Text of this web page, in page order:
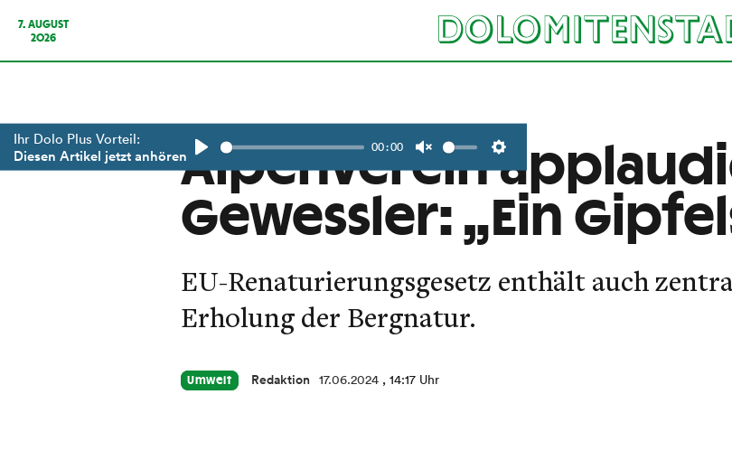
7. AUGUST
2026
Ihr Dolo Plus Vorteil:
Diesen Artikel jetzt anhören
Play
00:00
Unmute Settings
Alpenverein
Gewessler: „Ein
EU-Renaturierungsgesetz enthält auch
Erholung der Bergnatur.
Umwelt Redaktion 17.06.2024 , 14:17 Uhr